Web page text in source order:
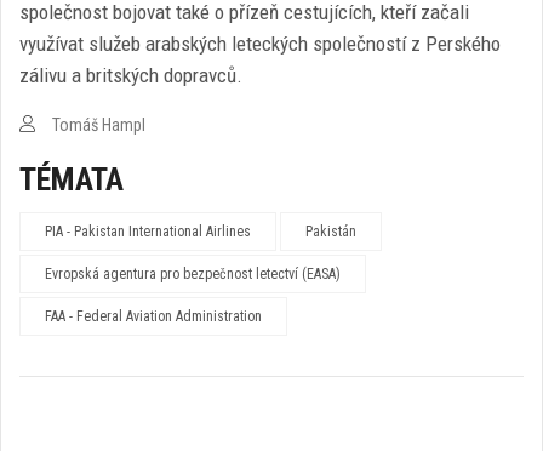
společnost bojovat také o přízeň cestujících, kteří začali
využívat služeb arabských leteckých společností z Perského
zálivu a britských dopravců.
Tomáš Hampl
TÉMATA
PIA - Pakistan International Airlines Pakistán
Evropská agentura pro bezpečnost letectví (EASA)
FAA - Federal Aviation Administration